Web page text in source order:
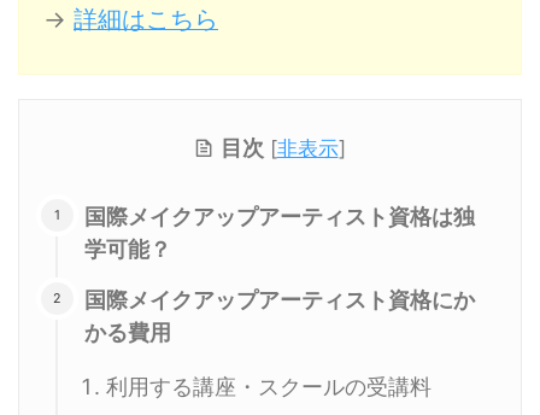
→ 詳細はこちら
目次 [非表示]
国際メイクアップアーティスト資格は独
学可能？
国際メイクアップアーティスト資格にか
かる費用
利用する講座・スクールの受講料